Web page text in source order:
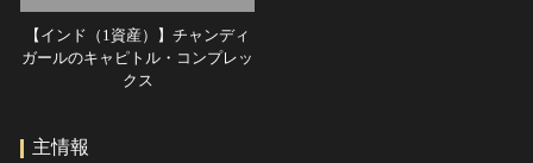
【インド（1資産）】チャンディ
ガールのキャピトル・コンプレッ
クス
主情報